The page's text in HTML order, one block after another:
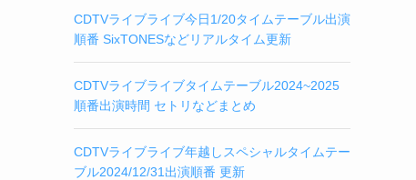
CDTVライブライブ今日1/20タイムテーブル出演
順番 SixTONESなどリアルタイム更新
CDTVライブライブタイムテーブル2024~2025
順番出演時間 セトリなどまとめ
CDTVライブライブ年越しスペシャルタイムテー
ブル2024/12/31出演順番 更新